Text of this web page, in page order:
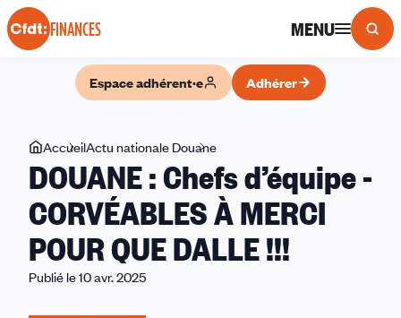
Panneau de gestion des cookies
FINANCES MENU
Espace adhérent·e Adhérer
Vous
êtes
ici
AccueilActu nationale Douane
Chefs
d’équipe
-
CORVÉABLES
DOUANE : Chefs d’équipe -
CORVÉABLES À MERCI
POUR QUE DALLE !!!
Publié le 10 avr. 2025